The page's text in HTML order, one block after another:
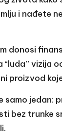
i nađete
donosi
“luda” vizija
proizvod
samo jedan:
bez trunke